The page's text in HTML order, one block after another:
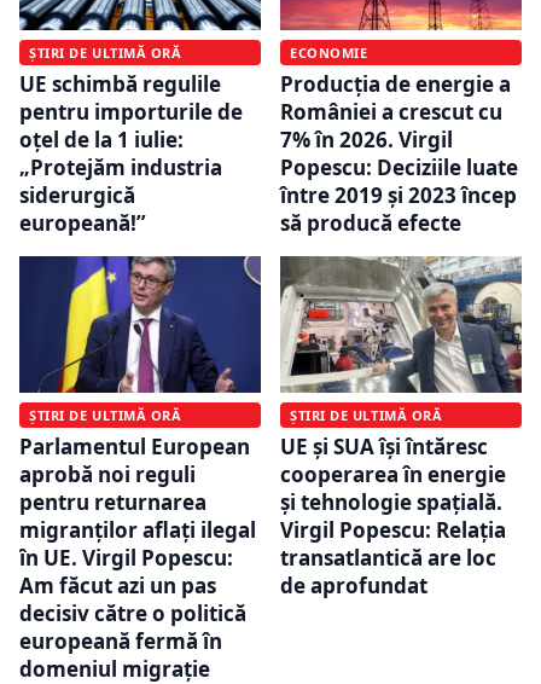
ȘTIRI DE ULTIMĂ ORĂ
UE schimbă regulile
pentru importurile de
oțel de la 1 iulie:
„Protejăm industria
siderurgică
europeană!”
ECONOMIE
Producția de energie a
României a crescut cu
7% în 2026. Virgil
Popescu: Deciziile luate
între 2019 și 2023 încep
să producă efecte
ȘTIRI DE ULTIMĂ ORĂ
Parlamentul European
aprobă noi reguli
pentru returnarea
migranților aflați ilegal
în UE. Virgil Popescu:
Am făcut azi un pas
decisiv către o politică
europeană fermă în
domeniul migrație
ȘTIRI DE ULTIMĂ ORĂ
UE și SUA își întăresc
cooperarea în energie
și tehnologie spațială.
Virgil Popescu: Relația
transatlantică are loc
de aprofundat